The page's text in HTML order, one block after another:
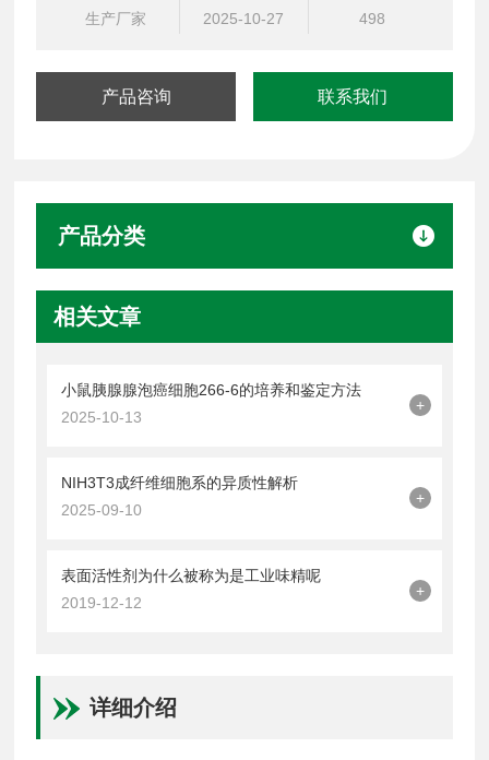
生产厂家
2025-10-27
498
产品咨询 联系我们
产品分类
相关文章
小鼠胰腺腺泡癌细胞266-6的培养和鉴定方法
2025-10-13
+
NIH3T3成纤维细胞系的异质性解析
2025-09-10
+
表面活性剂为什么被称为是工业味精呢
2019-12-12
+
详细介绍